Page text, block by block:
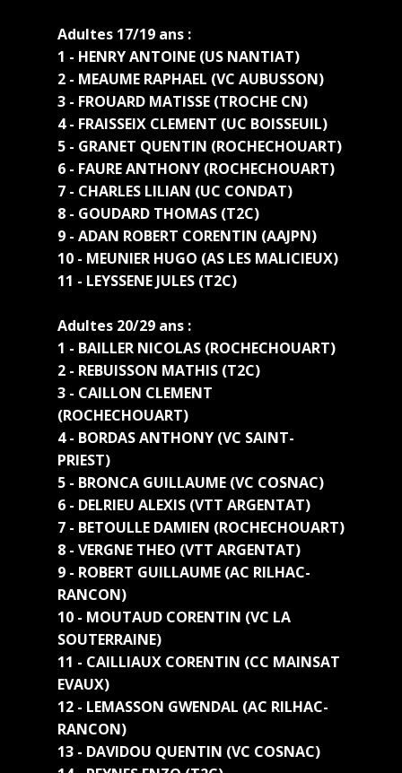
Adultes 17/19 ans :
1 - HENRY ANTOINE (US NANTIAT)
2 - MEAUME RAPHAEL (VC AUBUSSON)
3 - FROUARD MATISSE (TROCHE CN)
4 - FRAISSEIX CLEMENT (UC BOISSEUIL)
5 - GRANET QUENTIN (ROCHECHOUART)
6 - FAURE ANTHONY (ROCHECHOUART)
7 - CHARLES LILIAN (UC CONDAT)
8 - GOUDARD THOMAS (T2C)
9 - ADAN ROBERT CORENTIN (AAJPN)
10 - MEUNIER HUGO (AS LES MALICIEUX)
11 - LEYSSENE JULES (T2C)
Adultes 20/29 ans :
1 - BAILLER NICOLAS (ROCHECHOUART)
2 - REBUISSON MATHIS (T2C)
3 - CAILLON CLEMENT
(ROCHECHOUART)
4 - BORDAS ANTHONY (VC SAINT-
PRIEST)
5 - BRONCA GUILLAUME (VC COSNAC)
6 - DELRIEU ALEXIS (VTT ARGENTAT)
7 - BETOULLE DAMIEN (ROCHECHOUART)
8 - VERGNE THEO (VTT ARGENTAT)
9 - ROBERT GUILLAUME (AC RILHAC-
RANCON)
10 - MOUTAUD CORENTIN (VC LA
SOUTERRAINE)
11 - CAILLIAUX CORENTIN (CC MAINSAT
EVAUX)
12 - LEMASSON GWENDAL (AC RILHAC-
RANCON)
13 - DAVIDOU QUENTIN (VC COSNAC)